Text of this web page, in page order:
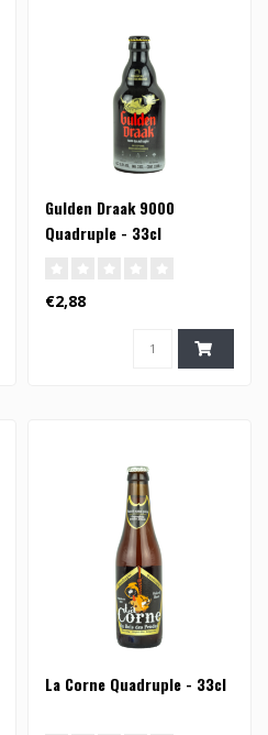
Gulden Draak 9000
Quadruple - 33cl
€2,88
La Corne Quadruple - 33cl